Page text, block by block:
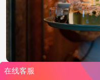
在线客服